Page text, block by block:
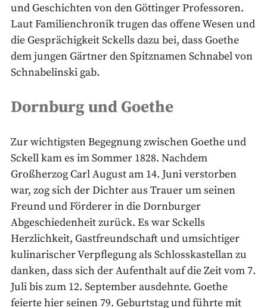
und Geschichten von den Göttinger Professoren.
Laut Familienchronik trugen das offene Wesen und
die Gesprächigkeit Sckells dazu bei, dass Goethe
dem jungen Gärtner den Spitznamen Schnabel von
Schnabelinski gab.
Dornburg und Goethe
Zur wichtigsten Begegnung zwischen Goethe und
Sckell kam es im Sommer 1828. Nachdem
Großherzog Carl August am 14. Juni verstorben
war, zog sich der Dichter aus Trauer um seinen
Freund und Förderer in die Dornburger
Abgeschiedenheit zurück. Es war Sckells
Herzlichkeit, Gastfreundschaft und umsichtiger
kulinarischer Verpflegung als Schlosskastellan zu
danken, dass sich der Aufenthalt auf die Zeit vom 7.
Juli bis zum 12. September ausdehnte. Goethe
feierte hier seinen 79. Geburtstag und führte mit